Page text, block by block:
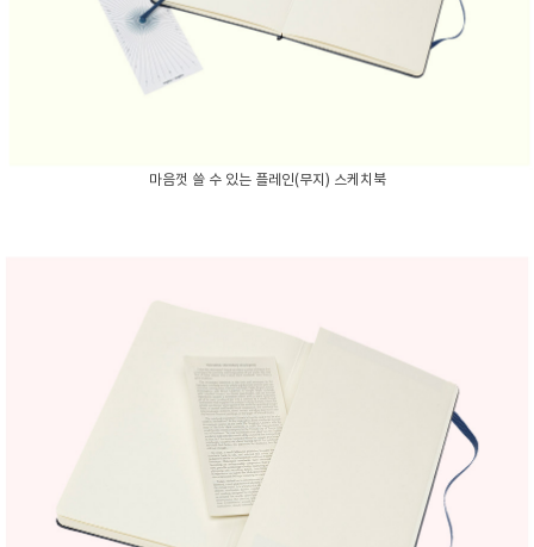
마음껏 쓸 수 있는 플레인(무지) 스케치북